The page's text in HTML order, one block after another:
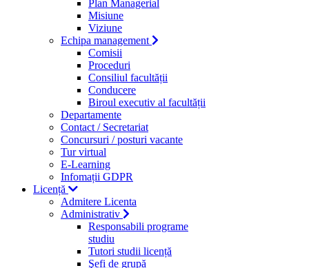
Plan Managerial
Misiune
Viziune
Echipa management
Comisii
Proceduri
Consiliul facultății
Conducere
Biroul executiv al facultății
Departamente
Contact / Secretariat
Concursuri / posturi vacante
Tur virtual
E-Learning
Infomații GDPR
Licență
Admitere Licenta
Administrativ
Responsabili programe
studiu
Tutori studii licență
Şefi de grupă